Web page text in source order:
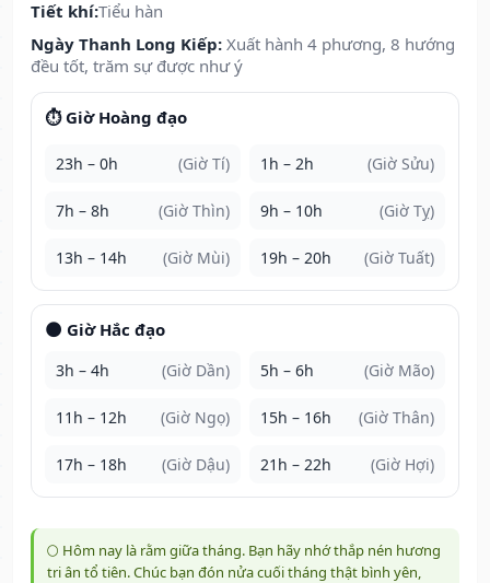
Tiết khí:Tiểu hàn
Ngày Thanh Long Kiếp: Xuất hành 4 phương, 8 hướng
đều tốt, trăm sự được như ý
⏱️ Giờ Hoàng đạo
23h – 0h (Giờ Tí) 1h – 2h (Giờ Sửu)
7h – 8h (Giờ Thìn) 9h – 10h (Giờ Tỵ)
13h – 14h (Giờ Mùi) 19h – 20h (Giờ Tuất)
🌑 Giờ Hắc đạo
3h – 4h (Giờ Dần) 5h – 6h (Giờ Mão)
11h – 12h (Giờ Ngọ) 15h – 16h (Giờ Thân)
17h – 18h (Giờ Dậu) 21h – 22h (Giờ Hợi)
🌕 Hôm nay là rằm giữa tháng. Bạn hãy nhớ thắp nén hương
tri ân tổ tiên. Chúc bạn đón nửa cuối tháng thật bình yên,